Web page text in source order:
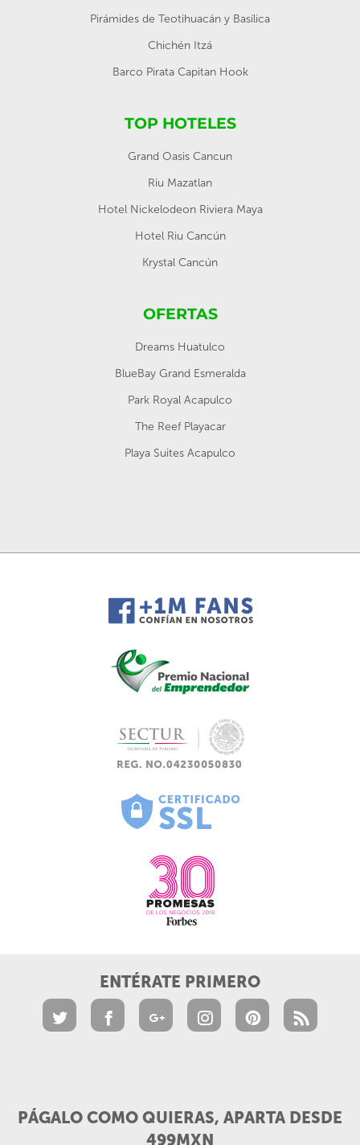
Pirámides de Teotihuacán y Basílica
Chichén Itzá
Barco Pirata Capitan Hook
TOP HOTELES
Grand Oasis Cancun
Riu Mazatlan
Hotel Nickelodeon Riviera Maya
Hotel Riu Cancún
Krystal Cancún
OFERTAS
Dreams Huatulco
BlueBay Grand Esmeralda
Park Royal Acapulco
The Reef Playacar
Playa Suites Acapulco
ENTÉRATE PRIMERO
PÁGALO COMO QUIERAS, APARTA DESDE
499MXN